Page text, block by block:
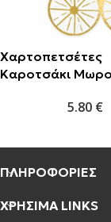
Χαρτοπετσέτες
Καροτσάκι
5.80 €
ΠΛΗΡΟΦΟΡΙΕΣ
ΧΡΗΣΙΜΑ LINKS